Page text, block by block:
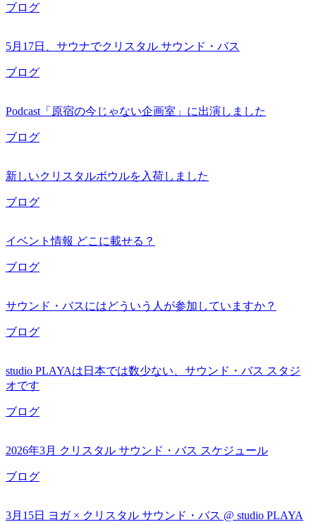
ブログ
5月17日、サウナでクリスタル サウンド・バス
ブログ
Podcast「原宿の今じゃない企画室」に出演しました
ブログ
新しいクリスタルボウルを入荷しました
ブログ
イベント情報 どこに載せる？
ブログ
サウンド・バスにはどういう人が参加していますか？
ブログ
studio PLAYAは日本では数少ない、サウンド・バス スタジ
オです
ブログ
2026年3月 クリスタル サウンド・バス スケジュール
ブログ
3月15日 ヨガ × クリスタル サウンド・バス @ studio PLAYA